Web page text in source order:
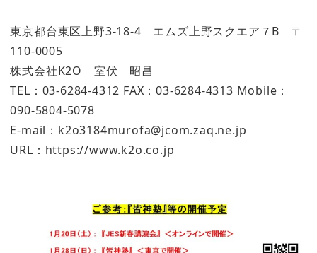
東京都台東区上野3-18-4 エムズ上野スクエア７B 〒
110-0005
株式会社K2O 室伏 昭昌
TEL：03-6284-4312 FAX：03-6284-4313 Mobile：
090-5804-5078
E-mail：k2o3184murofa@jcom.zaq.ne.jp
URL：https://www.k2o.co.jp